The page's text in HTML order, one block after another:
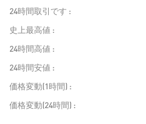
24時間取引です
史上最高値
24時間高値
24時間安値
価格変動(1時間)
価格変動(24時間)